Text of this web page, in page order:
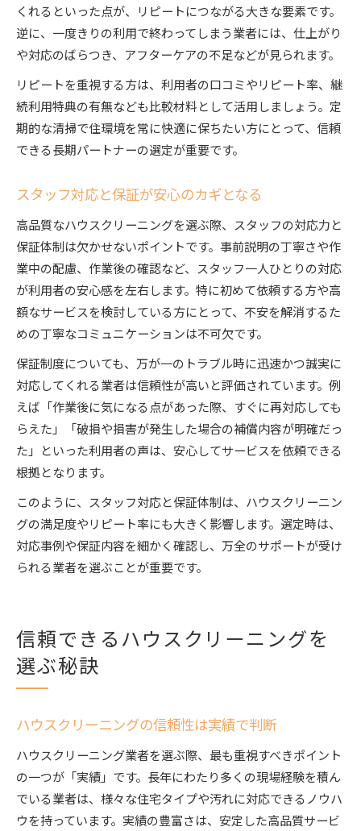
くれるといった点が、リピートにつながる大きな要素です。
逆に、一度きりの利用で終わってしまう業者には、仕上がり
や対応のばらつき、アフターケアの不足などが見られます。
リピートを重視する方は、利用者の口コミやリピート率、継
続利用特典の有無なども比較材料として活用しましょう。定
期的な清掃で住環境を常に快適に保ちたい方にとって、信頼
できる長期パートナーの選定が重要です。
スタッフ対応と保証が安心のカギとなる
高品質なハウスクリーニングを選ぶ際、スタッフの対応力と
保証体制は欠かせないポイントです。事前説明の丁寧さや作
業中の配慮、作業後の確認など、スタッフ一人ひとりの対応
が利用者の安心感を左右します。特に初めて依頼する方や高
額なサービスを検討している方にとって、不安を解消するた
めの丁寧なコミュニケーションは不可欠です。
保証制度についても、万が一のトラブル時に迅速かつ誠実に
対応してくれる業者は信頼性が高いと評価されています。例
えば「作業後に気になる点があった際、すぐに再対応しても
らえた」「破損や損害が発生した場合の補償内容が明確だっ
た」といった利用者の声は、安心してサービスを依頼できる
根拠となります。
このように、スタッフ対応と保証体制は、ハウスクリーニン
グの満足度やリピート率にも大きく影響します。選定時は、
対応事例や保証内容を細かく確認し、万全のサポートが受け
られる業者を選ぶことが重要です。
信頼できるハウスクリーニングを
選ぶ秘訣
ハウスクリーニングの信頼性は実績で判断
ハウスクリーニング業者を選ぶ際、最も重視すべきポイント
の一つが「実績」です。長年にわたり多くの現場経験を積ん
でいる業者は、様々な住宅タイプや汚れに対応できるノウハ
ウを持っています。実績の豊富さは、安定した高品質サービ